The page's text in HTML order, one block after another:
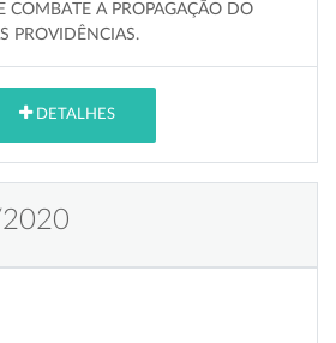
COMBATE A PROPAGAÇÃO DO
PROVIDÊNCIAS.
DETALHES